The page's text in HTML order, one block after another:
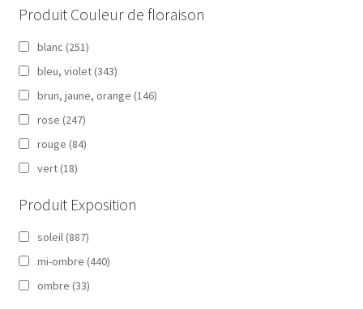
Produit Couleur de floraison
blanc (251)
bleu, violet (343)
brun, jaune, orange (146)
rose (247)
rouge (84)
vert (18)
Produit Exposition
soleil (887)
mi-ombre (440)
ombre (33)